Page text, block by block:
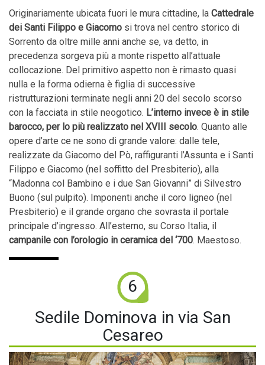
Originariamente ubicata fuori le mura cittadine, la Cattedrale
dei Santi Filippo e Giacomo si trova nel centro storico di
Sorrento da oltre mille anni anche se, va detto, in
precedenza sorgeva più a monte rispetto all’attuale
collocazione. Del primitivo aspetto non è rimasto quasi
nulla e la forma odierna è figlia di successive
ristrutturazioni terminate negli anni 20 del secolo scorso
con la facciata in stile neo­gotico. L’interno invece è in stile
barocco, per lo più realizzato nel XVIII secolo. Quanto alle
opere d’arte ce ne sono di grande valore: dalle tele,
realizzate da Giacomo del Pò, raffiguranti l’Assunta e i Santi
Filippo e Giacomo (nel soffitto del Presbiterio), alla
“Madonna col Bambino e i due San Giovanni” di Silvestro
Buono (sul pulpito). Imponenti anche il coro ligneo (nel
Presbiterio) e il grande organo che sovrasta il portale
principale d’ingresso. All’esterno, su Corso Italia, il
campanile con l’orologio in ceramica del ‘700. Maestoso.
6
Sedile Dominova in via San
Cesareo